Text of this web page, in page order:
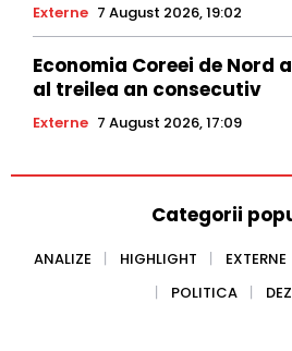
Externe 7 August 2026, 19:02
Economia Coreei de Nord
al treilea an consecutiv
Externe 7 August 2026, 17:09
Categorii
ANALIZE HIGHLIGHT EXTERNE
POLITICA